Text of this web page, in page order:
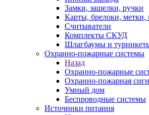
Замки, защелки, ручки
Карты, брелоки, метки,
Считыватели
Комплекты СКУД
Шлагбаумы и
Охранно-пожарные системы
Назад
Охранно-пожарные
Охранно-пожарная
Умный дом
Беспроводные системы
Источники питания